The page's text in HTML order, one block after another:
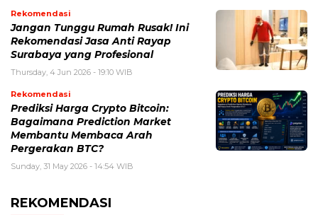
Rekomendasi
Jangan Tunggu Rumah Rusak! Ini
Rekomendasi Jasa Anti Rayap
Surabaya yang Profesional
Thursday, 4 Jun 2026 - 19:10 WIB
Rekomendasi
Prediksi Harga Crypto Bitcoin:
Bagaimana Prediction Market
Membantu Membaca Arah
Pergerakan BTC?
Sunday, 31 May 2026 - 14:54 WIB
REKOMENDASI